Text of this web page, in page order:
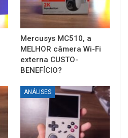
Mercusys MC510, a
MELHOR câmera Wi-Fi
externa CUSTO-
BENEFÍCIO?
ANÁLISES